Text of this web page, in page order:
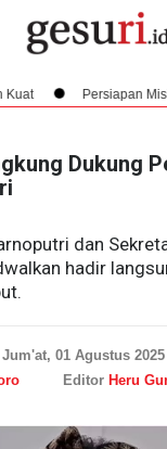
Persiapan Misi
Dukung
dan
hadir
Jum'at, 01 Agustus 2025
Editor Heru